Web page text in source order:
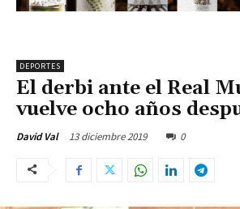
DEPORTES
El derbi ante el Real
vuelve ocho años
David Val 13 diciembre 2019 0